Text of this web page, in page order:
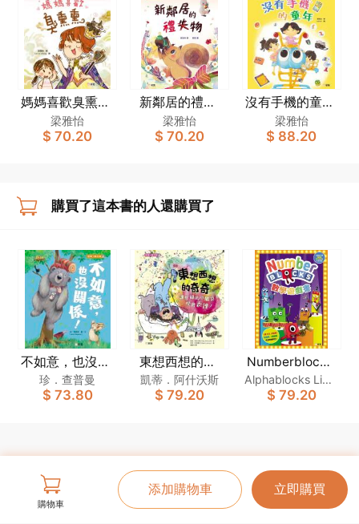
購物車
添加購物車 立即購買
媽媽喜歡臭熏熏
[新雅‧繪本館]
梁雅怡
$ 70.20
新鄰居的禮物
[新雅‧繪本館]
梁雅怡
$ 70.20
沒有手機的童年
[新雅‧繪本館]
梁雅怡
$ 88.20
購買了這本書的人還購買了
不如意，也沒關
係！[新雅．繪
本館]
珍．查普曼
$ 73.80
東想西想的奇
奇：讓忙碌的小
腦袋學會表達！
凱蒂．阿什沃斯
$ 79.20
Numberblocks
數學遊戲書
Alphablocks Limit
ed
$ 79.20